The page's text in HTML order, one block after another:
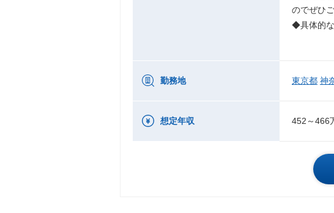
のでぜひ
◆具体的な
勤務地 東京都 神
想定年収 452～466